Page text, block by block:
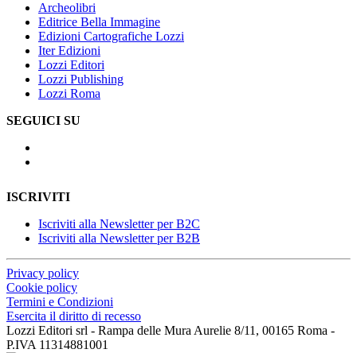
Archeolibri
Editrice Bella Immagine
Edizioni Cartografiche Lozzi
Iter Edizioni
Lozzi Editori
Lozzi Publishing
Lozzi Roma
SEGUICI SU
ISCRIVITI
Iscriviti alla Newsletter per B2C
Iscriviti alla Newsletter per B2B
Privacy policy
Cookie policy
Termini e Condizioni
Esercita il diritto di recesso
Lozzi Editori srl - Rampa delle Mura Aurelie 8/11, 00165 Roma -
P.IVA 11314881001